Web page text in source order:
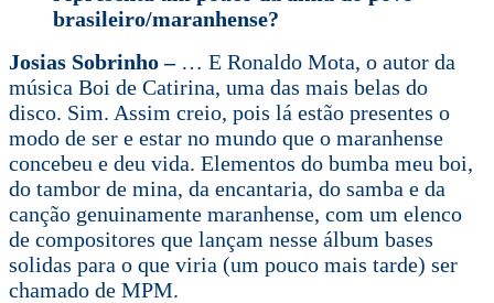
brasileiro/maranhense?
Josias Sobrinho – … E Ronaldo Mota, o autor da
música Boi de Catirina, uma das mais belas do
disco. Sim. Assim creio, pois lá estão presentes o
modo de ser e estar no mundo que o maranhense
concebeu e deu vida. Elementos do bumba meu boi,
do tambor de mina, da encantaria, do samba e da
canção genuinamente maranhense, com um elenco
de compositores que lançam nesse álbum bases
solidas para o que viria (um pouco mais tarde) ser
chamado de MPM.